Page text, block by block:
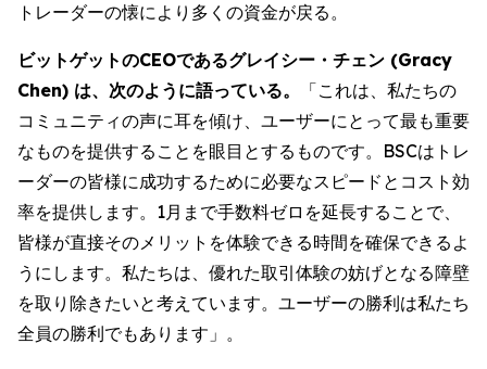
トレーダーの懐により多くの資金が戻る。
ビットゲットのCEOであるグレイシー・チェン (Gracy
Chen) は、次のように語っている。
「これは、私たちの
コミュニティの声に耳を傾け、ユーザーにとって最も重要
なものを提供することを眼目とするものです。BSCはトレ
ーダーの皆様に成功するために必要なスピードとコスト効
率を提供します。1月まで手数料ゼロを延長することで、
皆様が直接そのメリットを体験できる時間を確保できるよ
うにします。私たちは、優れた取引体験の妨げとなる障壁
を取り除きたいと考えています。ユーザーの勝利は私たち
全員の勝利でもあります」。